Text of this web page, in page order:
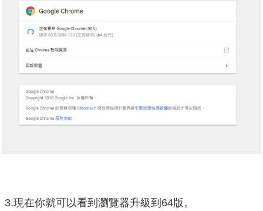
3.現在你就可以看到瀏覽器升級到64版。